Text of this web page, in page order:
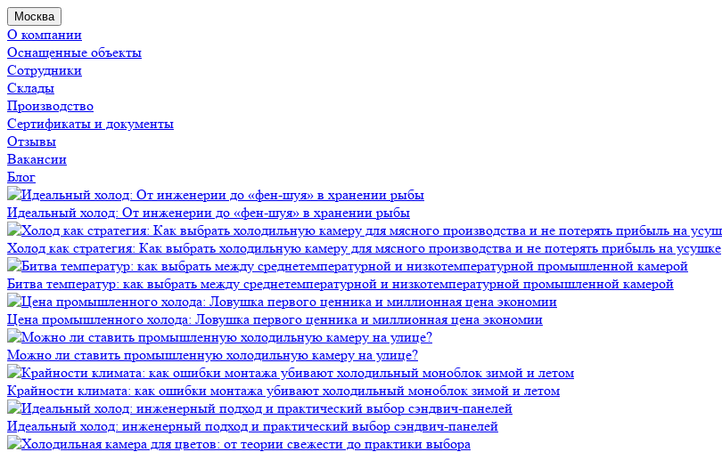
Москва
О компании
Оснащенные объекты
Сотрудники
Склады
Производство
Сертификаты и документы
Отзывы
Вакансии
Блог
Идеальный холод: От инженерии до «фен-шуя» в хранении рыбы
Холод как стратегия: Как выбрать холодильную камеру для мясного производства и не потерять прибыль на усушке
Битва температур: как выбрать между среднетемпературной и низкотемпературной промышленной камерой
Цена промышленного холода: Ловушка первого ценника и миллионная цена экономии
Можно ли ставить промышленную холодильную камеру на улице?
Крайности климата: как ошибки монтажа убивают холодильный моноблок зимой и летом
Идеальный холод: инженерный подход и практический выбор сэндвич-панелей